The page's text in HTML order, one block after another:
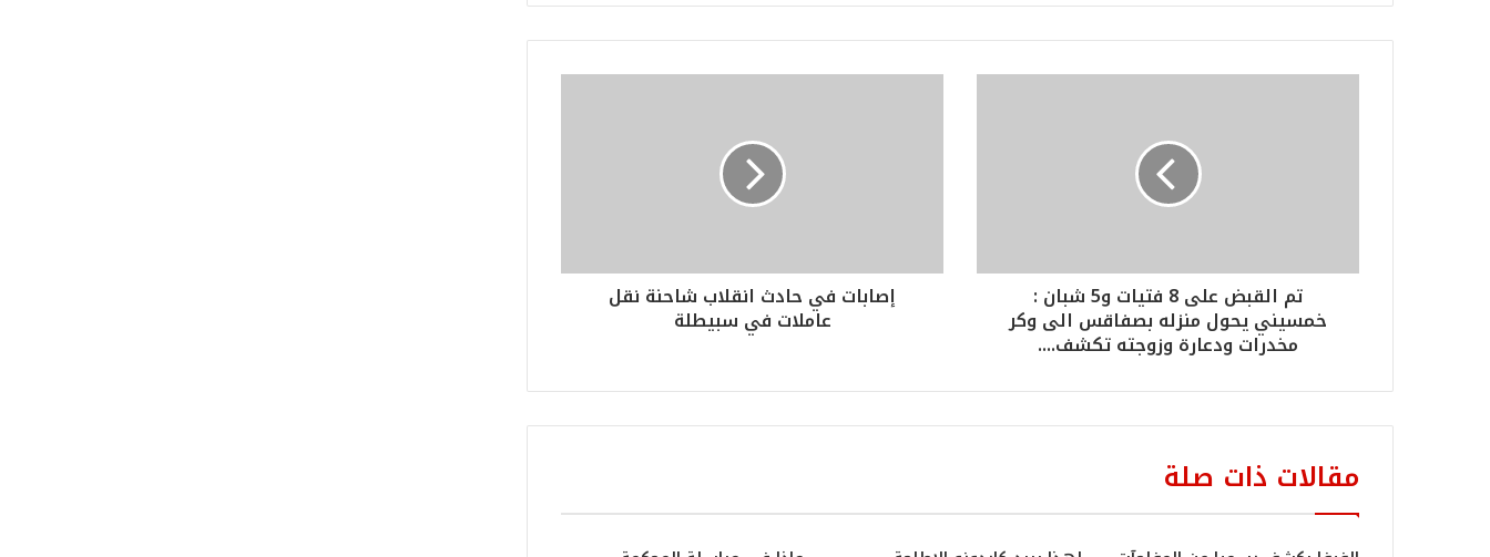
تم القبض على 8 فتيات و5 شبان :
خمسيني يحول منزله بصفاقس الى وكر
مخدرات ودعارة وزوجته تكشف....
إصابات في حادث انقلاب شاحنة نقل
عاملات في سبيطلة
مقالات ذات صلة